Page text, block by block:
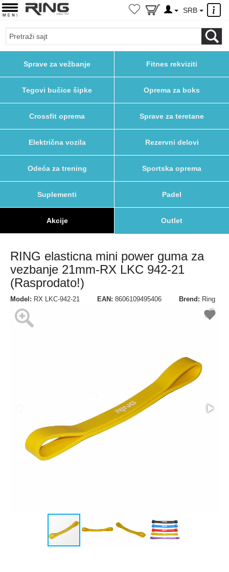
×
SRB
Sprave za vežbanje Fitnes rekviziti
Tegovi bučice šipke Oprema za boks
Crossfit oprema Sprave za teretane
Električna vozila Rezervni delovi
Odeća za trening Sportska oprema
Suplementi Padel
Akcije Outlet
RING elasticna mini power guma za
vezbanje 21mm-RX LKC 942-21
(Rasprodato!)
Model: RX LKC-942-21 EAN: 8606109495406 Brend: Ring